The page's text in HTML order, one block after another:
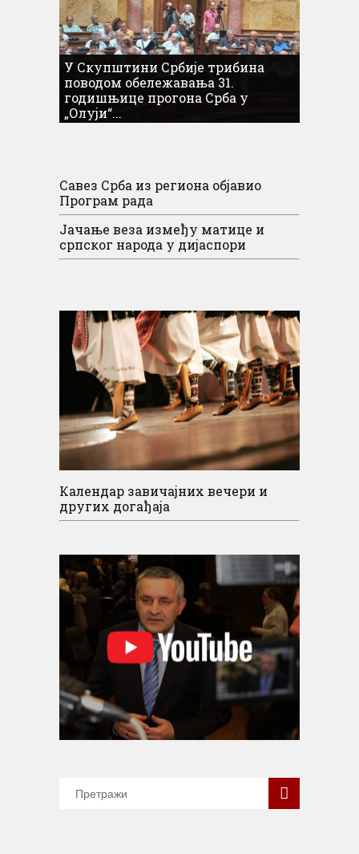
У Скупштини Србије трибина
поводом обележавања 31.
годишњице прогона Срба у
„Олуји“...
Савез Срба из региона објавио
Програм рада
Јачање веза између матице и
српског народа у дијаспори
Календар завичајних вечери и
других догађаја